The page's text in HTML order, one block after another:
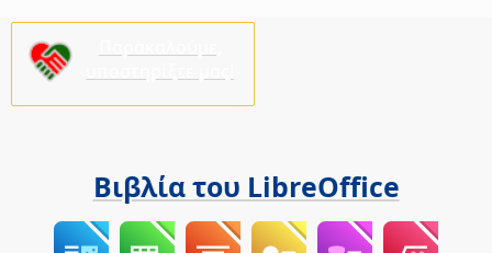
Βιβλία του LibreOffice